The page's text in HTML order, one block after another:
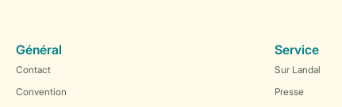
Général
Contact
Convention
Service
Sur Landal
Presse